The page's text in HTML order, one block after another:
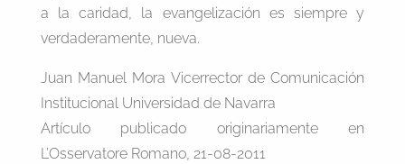
a la caridad, la evangelización es siempre y
verdaderamente, nueva.
Juan Manuel Mora Vicerrector de Comunicación
Institucional Universidad de Navarra
Artículo publicado originariamente en
L’Osservatore Romano, 21-08-2011